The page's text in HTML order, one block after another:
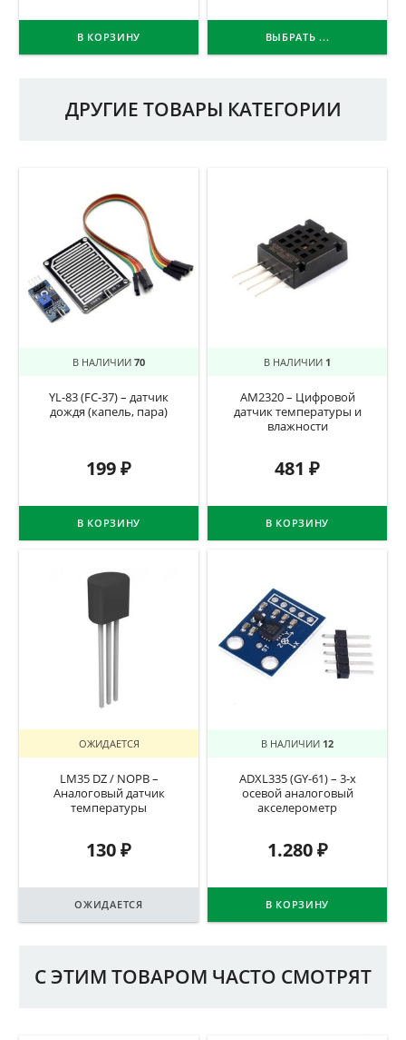
В КОРЗИНУ ВЫБРАТЬ ...
ДРУГИЕ ТОВАРЫ КАТЕГОРИИ
В НАЛИЧИИ 70
YL-83 (FC-37) – датчик
дождя (капель, пара)
199₽
В КОРЗИНУ
В НАЛИЧИИ 1
AM2320 – Цифровой
датчик температуры и
влажности
481 ₽
В КОРЗИНУ
ОЖИДАЕТСЯ
LM35 DZ / NOPB –
Аналоговый датчик
температуры
130₽
ОЖИДАЕТСЯ
В НАЛИЧИИ 12
ADXL335 (GY-61) – 3-х
осевой аналоговый
акселерометр
1.280₽
В КОРЗИНУ
С ЭТИМ ТОВАРОМ ЧАСТО СМОТРЯТ